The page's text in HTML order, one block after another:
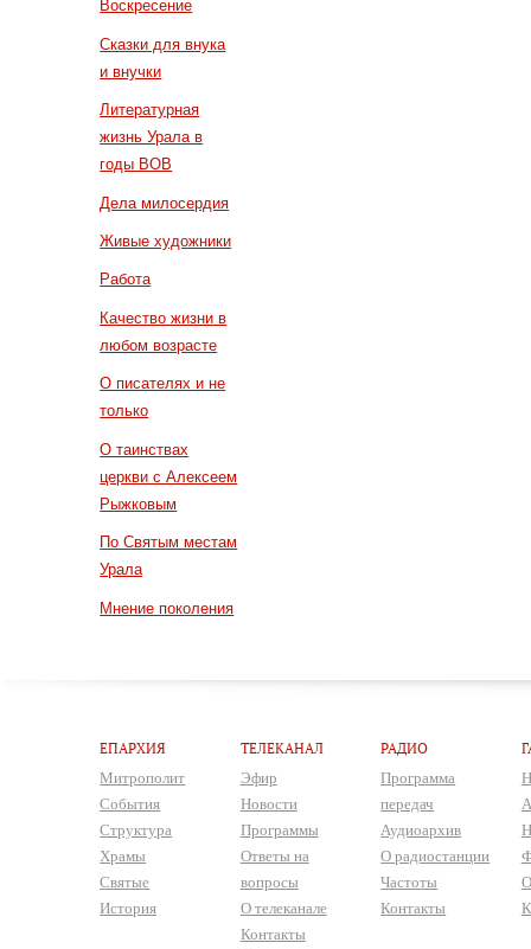
Воскресение
Сказки для внука
и внучки
Литературная
жизнь Урала в
годы ВОВ
Дела милосердия
Живые художники
Работа
Качество жизни в
любом возрасте
О писателях и не
только
О таинствах
церкви с Алексеем
Рыжковым
По Святым местам
Урала
Мнение поколения
ЕПАРХИЯ
Митрополит
События
Структура
Храмы
Святые
История
ТЕЛЕКАНАЛ
Эфир
Новости
Программы
Ответы на
вопросы
О телеканале
Контакты
РАДИО
Программа
передач
Аудиоархив
О радиостанции
Частоты
Контакты